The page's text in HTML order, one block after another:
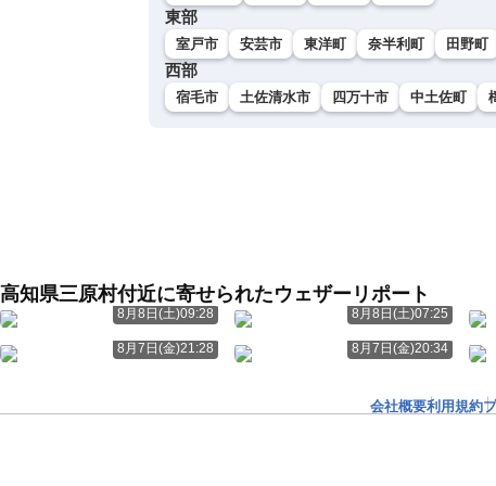
東部
室戸市 安芸市 東洋町 奈半利町 田野町
西部
宿毛市 土佐清水市 四万十市 中土佐町
高知県三原村付近に寄せられたウェザーリポート
8月8日(土)09:28 8月8日(土)07:25
8月7日(金)21:28 8月7日(金)20:34
会社概要利用規約